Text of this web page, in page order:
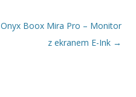
Onyx Boox Mira Pro – Monitor
z ekranem E-Ink →